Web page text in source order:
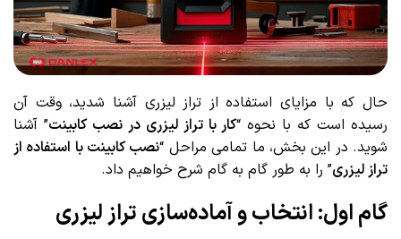
حال که با مزایای استفاده از تراز لیزری آشنا شدید، وقت آن
رسیده است که با نحوه “کار با تراز لیزری در نصب کابینت” آشنا
شوید. در این بخش، ما تمامی مراحل “نصب کابینت با استفاده از
تراز لیزری” را به طور گام به گام شرح خواهیم داد.
گام اول: انتخاب و آماده‌سازی تراز لیزری